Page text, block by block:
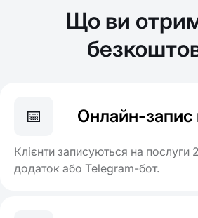
Що ви
📅 Онлайн-запис
Клієнти записуються на послуги
додаток або Telegram-бот.